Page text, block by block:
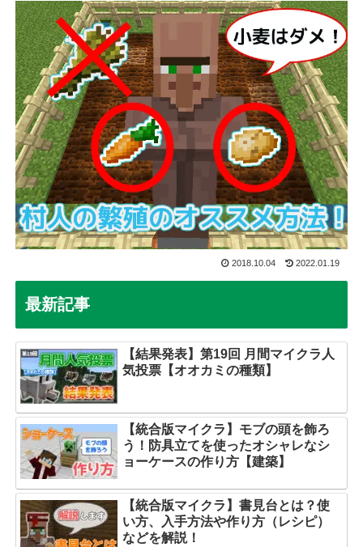
2018.10.04 2022.01.19
最新記事
【結果発表】第19回 月間マイクラ人
気投票【オオカミの種類】
【統合版マイクラ】モブの頭を飾ろ
う！防具立てを使ったオシャレなシ
ョーケースの作り方【建築】
【統合版マイクラ】書見台とは？使
い方、入手方法や作り方（レシピ）
などを解説！